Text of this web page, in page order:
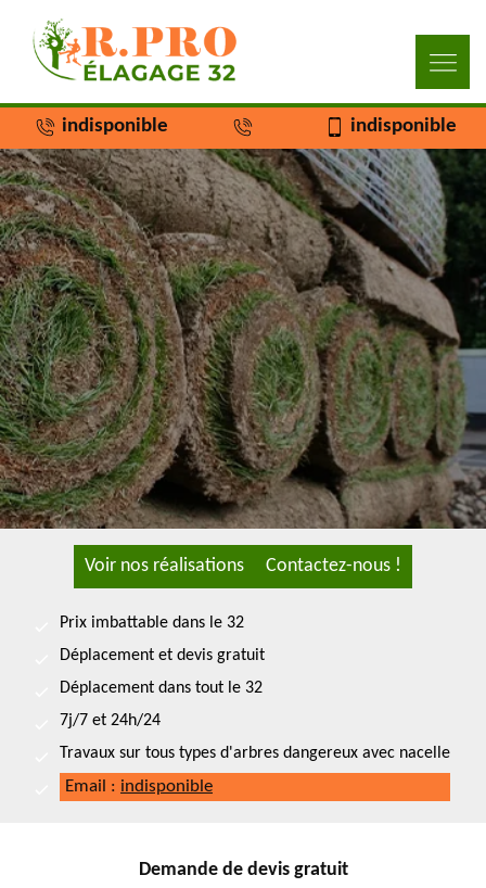
indisponible indisponible
Voir nos réalisations Contactez-nous !
Prix imbattable dans le 32
Déplacement et devis gratuit
Déplacement dans tout le 32
7j/7 et 24h/24
Travaux sur tous types d'arbres dangereux avec nacelle
Email : indisponible
Demande de devis gratuit